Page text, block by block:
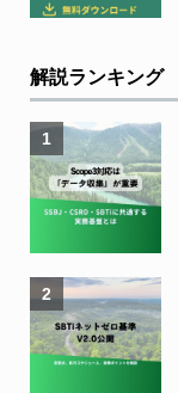
解説ランキング
1
2